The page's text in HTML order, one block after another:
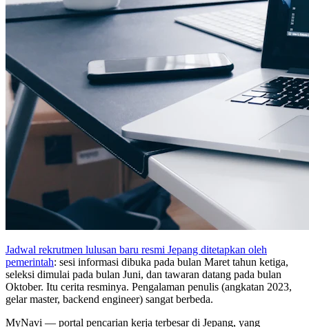
Jadwal rekrutmen lulusan baru resmi Jepang ditetapkan oleh
pemerintah: sesi informasi dibuka pada bulan Maret tahun ketiga,
seleksi dimulai pada bulan Juni, dan tawaran datang pada bulan
Oktober. Itu cerita resminya. Pengalaman penulis (angkatan 2023,
gelar master, backend engineer) sangat berbeda.
MyNavi — portal pencarian kerja terbesar di Jepang, yang